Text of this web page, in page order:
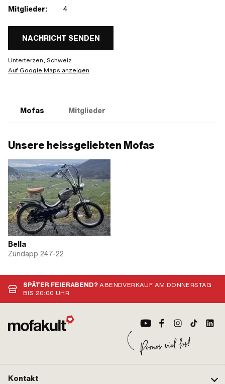
Mitglieder:
4
NACHRICHT SENDEN
Unterterzen, Schweiz
Auf Google Maps anzeigen
Mofas Mitglieder
Unsere heissgeliebten Mofas
Bella
Zündapp 247-22
SPÄTER FEIERABEND?ABENDVERKAUF AM DONNERSTAG
BIS 20:00 UHR
Kontakt